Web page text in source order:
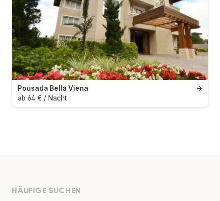
→
Pousada Bella Viena
ab 64 € / Nacht
HÄUFIGE SUCHEN